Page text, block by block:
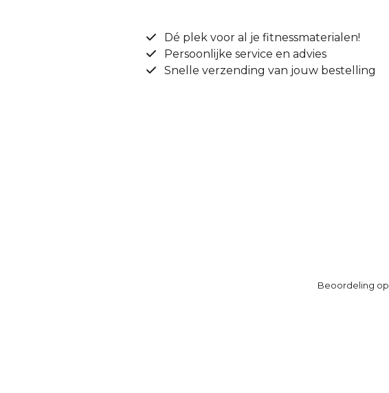
Dé plek voor al je fitnessmaterialen!
Persoonlijke service en advies
Snelle verzending van jouw bestelling
Beoordeling op